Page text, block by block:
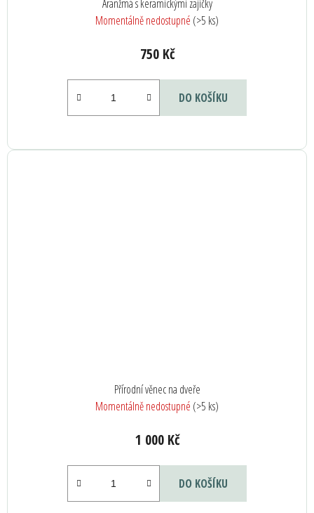
Aranžmá s keramickými zajíčky
Momentálně nedostupné (>5 ks)
750 Kč
DO KOŠÍKU
Přírodní věnec na dveře
Momentálně nedostupné (>5 ks)
1 000 Kč
DO KOŠÍKU